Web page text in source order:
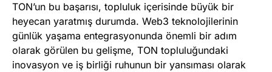
TON’un bu başarısı, topluluk içerisinde büyük bir
heyecan yaratmış durumda. Web3 teknolojilerinin
günlük yaşama entegrasyonunda önemli bir adım
olarak görülen bu gelişme, TON topluluğundaki
inovasyon ve iş birliği ruhunun bir yansıması olarak